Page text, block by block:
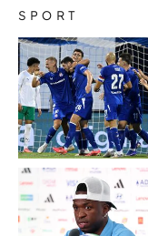
SPORT